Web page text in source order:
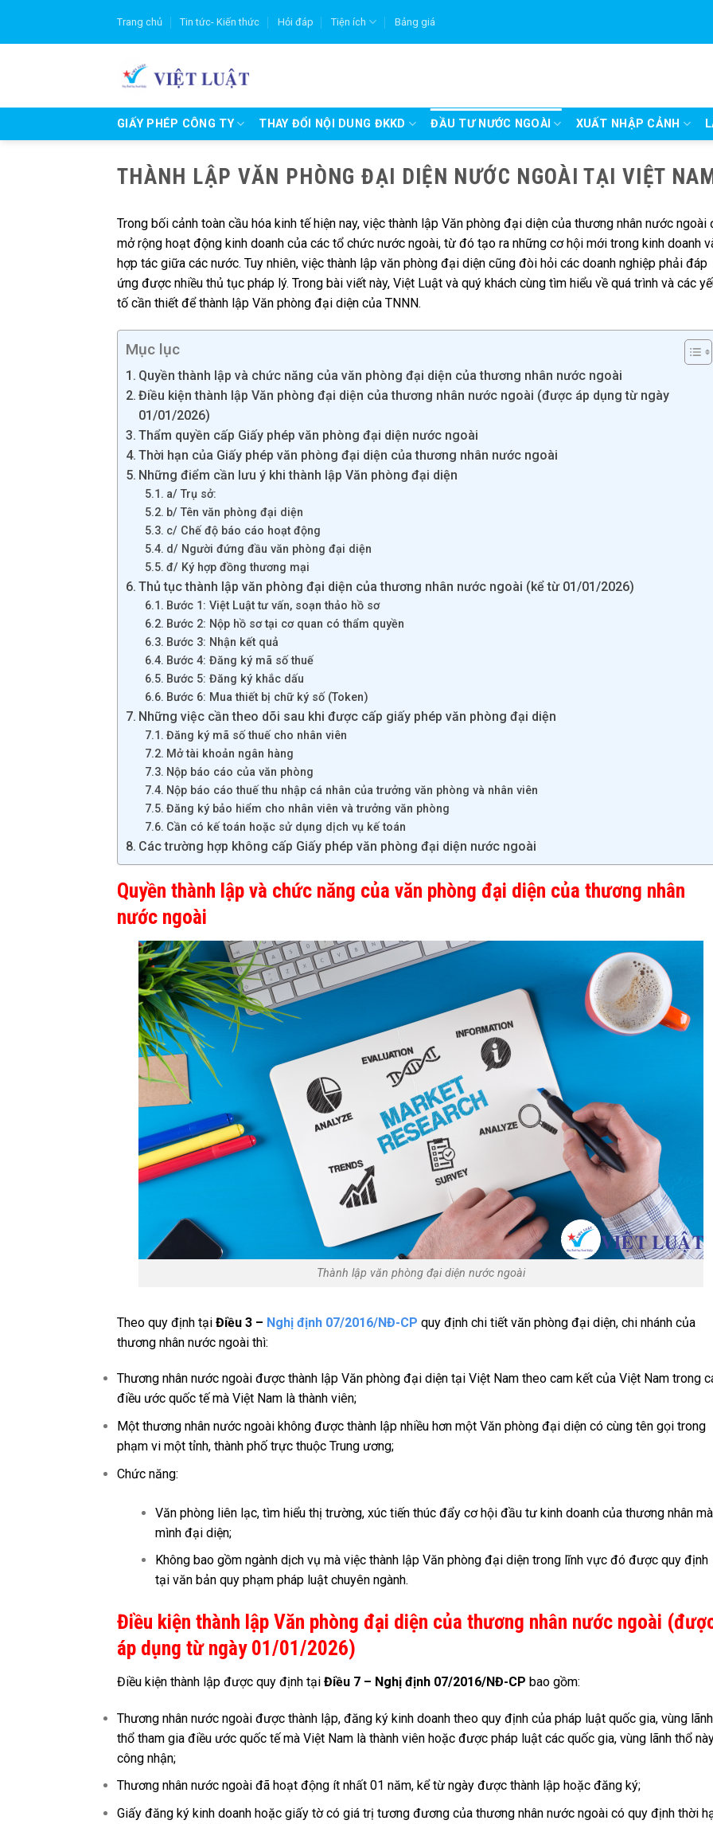
content
Trang chủ Tin tức- Kiến thức Hỏi đáp Tiện ích Bảng giá
GIẤY PHÉP CÔNG TY THAY ĐỔI NỘI DUNG ĐKKD ĐẦU TƯ NƯỚC NGOÀI XUẤT NHẬP CẢNH
THÀNH LẬP VĂN PHÒNG ĐẠI DIỆN NƯỚC NGOÀI TẠI VIỆT
Trong bối cảnh toàn cầu hóa kinh tế hiện nay, việc thành lập Văn phòng đại diện của thương nhân nước ngoài
mở rộng hoạt động kinh doanh của các tổ chức nước ngoài, từ đó tạo ra những cơ hội mới trong kinh doanh
hợp tác giữa các nước. Tuy nhiên, việc thành lập văn phòng đại diện cũng đòi hỏi các doanh nghiệp phải đáp
ứng được nhiều thủ tục pháp lý. Trong bài viết này, Việt Luật và quý khách cùng tìm hiểu về quá trình và các
tố cần thiết để thành lập Văn phòng đại diện của TNNN.
Mục lục
Quyền thành lập và chức năng của văn phòng đại diện của thương nhân nước ngoài
Điều kiện thành lập Văn phòng đại diện của thương nhân nước ngoài (được áp dụng từ ngày
01/01/2026)
Thẩm quyền cấp Giấy phép văn phòng đại diện nước ngoài
Thời hạn của Giấy phép văn phòng đại diện của thương nhân nước ngoài
Những điểm cần lưu ý khi thành lập Văn phòng đại diện
a/ Trụ sở:
b/ Tên văn phòng đại diện
c/ Chế độ báo cáo hoạt động
d/ Người đứng đầu văn phòng đại diện
đ/ Ký hợp đồng thương mại
Thủ tục thành lập văn phòng đại diện của thương nhân nước ngoài (kể từ 01/01/2026)
Bước 1: Việt Luật tư vấn, soạn thảo hồ sơ
Bước 2: Nộp hồ sơ tại cơ quan có thẩm quyền
Bước 3: Nhận kết quả
Bước 4: Đăng ký mã số thuế
Bước 5: Đăng ký khắc dấu
Bước 6: Mua thiết bị chữ ký số (Token)
Những việc cần theo dõi sau khi được cấp giấy phép văn phòng đại diện
Đăng ký mã số thuế cho nhân viên
Mở tài khoản ngân hàng
Nộp báo cáo của văn phòng
Nộp báo cáo thuế thu nhập cá nhân của trưởng văn phòng và nhân viên
Đăng ký bảo hiểm cho nhân viên và trưởng văn phòng
Cần có kế toán hoặc sử dụng dịch vụ kế toán
Các trường hợp không cấp Giấy phép văn phòng đại diện nước ngoài
Quyền thành lập và chức năng của văn phòng đại diện của thương nhân
nước ngoài
Thành lập văn phòng đại diện nước ngoài
Theo quy định tại Điều 3 – Nghị định 07/2016/NĐ-CP quy định chi tiết văn phòng đại diện, chi nhánh của
thương nhân nước ngoài thì:
Thương nhân nước ngoài được thành lập Văn phòng đại diện tại Việt Nam theo cam kết của Việt Nam trong
điều ước quốc tế mà Việt Nam là thành viên;
Một thương nhân nước ngoài không được thành lập nhiều hơn một Văn phòng đại diện có cùng tên gọi trong
phạm vi một tỉnh, thành phố trực thuộc Trung ương;
Chức năng:
Văn phòng liên lạc, tìm hiểu thị trường, xúc tiến thúc đẩy cơ hội đầu tư kinh doanh của thương nhân mà
mình đại diện;
Không bao gồm ngành dịch vụ mà việc thành lập Văn phòng đại diện trong lĩnh vực đó được quy định
tại văn bản quy phạm pháp luật chuyên ngành.
Điều kiện thành lập Văn phòng đại diện của thương nhân nước ngoài
áp dụng từ ngày 01/01/2026)
Điều kiện thành lập được quy định tại Điều 7 – Nghị định 07/2016/NĐ-CP bao gồm:
Thương nhân nước ngoài được thành lập, đăng ký kinh doanh theo quy định của pháp luật quốc gia, vùng lãnh
thổ tham gia điều ước quốc tế mà Việt Nam là thành viên hoặc được pháp luật các quốc gia, vùng lãnh thổ
công nhận;
Thương nhân nước ngoài đã hoạt động ít nhất 01 năm, kể từ ngày được thành lập hoặc đăng ký;
Giấy đăng ký kinh doanh hoặc giấy tờ có giá trị tương đương của thương nhân nước ngoài có quy định thời